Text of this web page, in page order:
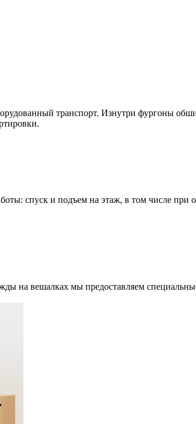
транспорт. Изнутри фургоны
спуск и подъем на этаж, в том числе при
на вешалках мы предоставляем